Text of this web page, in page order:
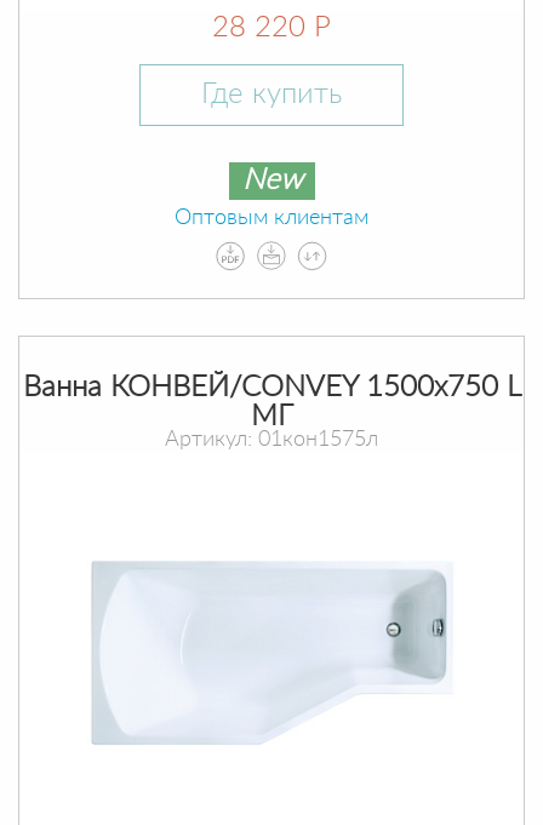
28 220 Р
Где купить
New
Оптовым клиентам
Ванна КОНВЕЙ/CONVEY 1500х750 L
МГ
Артикул: 01кон1575л